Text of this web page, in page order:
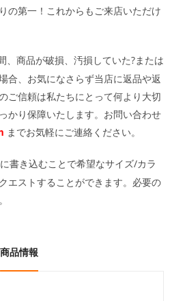
の第一！これからもご来店いただけ
、商品が破損、汚損していた?または
合、お気になさらず当店に返品や返
ご信頼は私たちにとって何より大切
かり保障いたします。お問い合わせ
までお気軽にご連絡ください。
書き込むことで希望なサイズ/カラ
エストすることができます。必要の
商品情報